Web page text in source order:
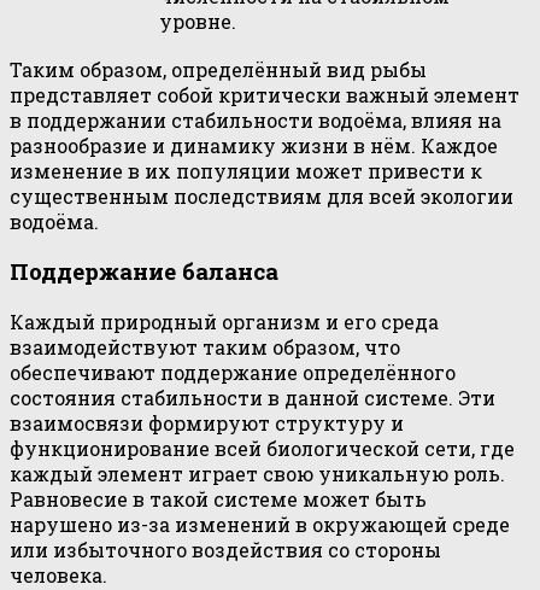
уровне.
Таким образом, определённый вид рыбы
представляет собой критически важный элемент
в поддержании стабильности водоёма, влияя на
разнообразие и динамику жизни в нём. Каждое
изменение в их популяции может привести к
существенным последствиям для всей экологии
водоёма.
Поддержание баланса
Каждый природный организм и его среда
взаимодействуют таким образом, что
обеспечивают поддержание определённого
состояния стабильности в данной системе. Эти
взаимосвязи формируют структуру и
функционирование всей биологической сети, где
каждый элемент играет свою уникальную роль.
Равновесие в такой системе может быть
нарушено из-за изменений в окружающей среде
или избыточного воздействия со стороны
человека.